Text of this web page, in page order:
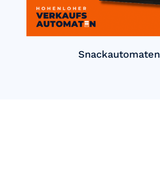
Snackautomaten